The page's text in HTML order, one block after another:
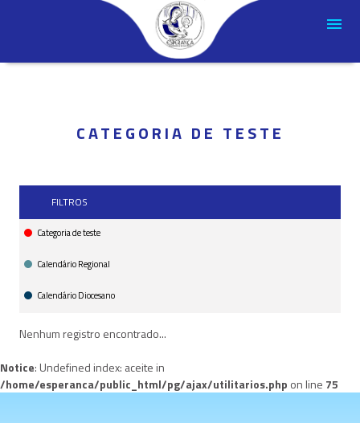
CATEGORIA DE TESTE
FILTROS
Categoria de teste
Calendário Regional
Calendário Diocesano
Nenhum registro encontrado...
Notice: Undefined index: aceite in
/home/esperanca/public_html/pg/ajax/utilitarios.php on line 75